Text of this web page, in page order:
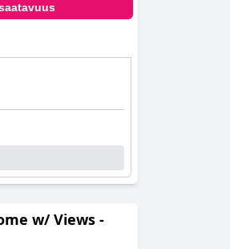
w/ Views -